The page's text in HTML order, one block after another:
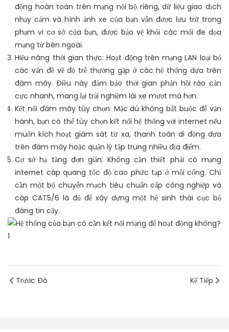
động hoàn toàn trên mạng nội bộ riêng, dữ liệu giao dịch
nhạy cảm và hình ảnh xe của bạn vẫn được lưu trữ trong
phạm vi cơ sở của bạn, được bảo vệ khỏi các mối đe dọa
mạng từ bên ngoài.
Hiệu năng thời gian thực: Hoạt động trên mạng LAN loại bỏ
các vấn đề về độ trễ thường gặp ở các hệ thống dựa trên
đám mây. Điều này đảm bảo thời gian phản hồi rào cản
cực nhanh, mang lại trải nghiệm lái xe mượt mà hơn.
Kết nối đám mây tùy chọn: Mặc dù không bắt buộc để vận
hành, bạn có thể tùy chọn kết nối hệ thống với internet nếu
muốn kích hoạt giám sát từ xa, thanh toán di động dựa
trên đám mây hoặc quản lý tập trung nhiều địa điểm.
Cơ sở hạ tầng đơn giản: Không cần thiết phải có mạng
internet cáp quang tốc độ cao phức tạp ở mỗi cổng. Chỉ
cần một bộ chuyển mạch tiêu chuẩn cấp công nghiệp và
cáp CAT5/6 là đủ để xây dựng một hệ sinh thái cục bộ
đáng tin cậy.
Trước Đó Kế Tiếp